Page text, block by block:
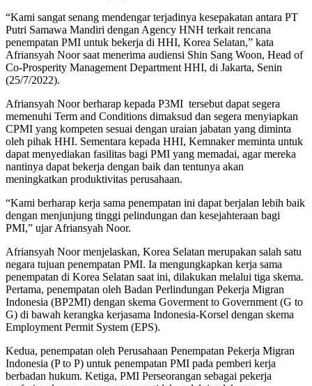
“Kami sangat senang mendengar terjadinya kesepakatan antara PT
Putri Samawa Mandiri dengan Agency HNH terkait rencana
penempatan PMI untuk bekerja di HHI, Korea Selatan,” kata
Afriansyah Noor saat menerima audiensi Shin Sang Woon, Head of
Co-Prosperity Management Department HHI, di Jakarta, Senin
(25/7/2022).
Afriansyah Noor berharap kepada P3MI tersebut dapat segera
memenuhi Term and Conditions dimaksud dan segera menyiapkan
CPMI yang kompeten sesuai dengan uraian jabatan yang diminta
oleh pihak HHI. Sementara kepada HHI, Kemnaker meminta untuk
dapat menyediakan fasilitas bagi PMI yang memadai, agar mereka
nantinya dapat bekerja dengan baik dan tentunya akan
meningkatkan produktivitas perusahaan.
“Kami berharap kerja sama penempatan ini dapat berjalan lebih baik
dengan menjunjung tinggi pelindungan dan kesejahteraan bagi
PMI,” ujar Afriansyah Noor.
Afriansyah Noor menjelaskan, Korea Selatan merupakan salah satu
negara tujuan penempatan PMI. Ia mengungkapkan kerja sama
penempatan di Korea Selatan saat ini, dilakukan melalui tiga skema.
Pertama, penempatan oleh Badan Perlindungan Pekerja Migran
Indonesia (BP2MI) dengan skema Goverment to Government (G to
G) di bawah kerangka kerjasama Indonesia-Korsel dengan skema
Employment Permit System (EPS).
Kedua, penempatan oleh Perusahaan Penempatan Pekerja Migran
Indonesia (P to P) untuk penempatan PMI pada pemberi kerja
berbadan hukum. Ketiga, PMI Perseorangan sebagai pekerja